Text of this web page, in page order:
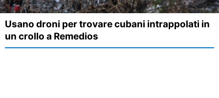
Usano droni per trovare cubani intrappolati in
un crollo a Remedios